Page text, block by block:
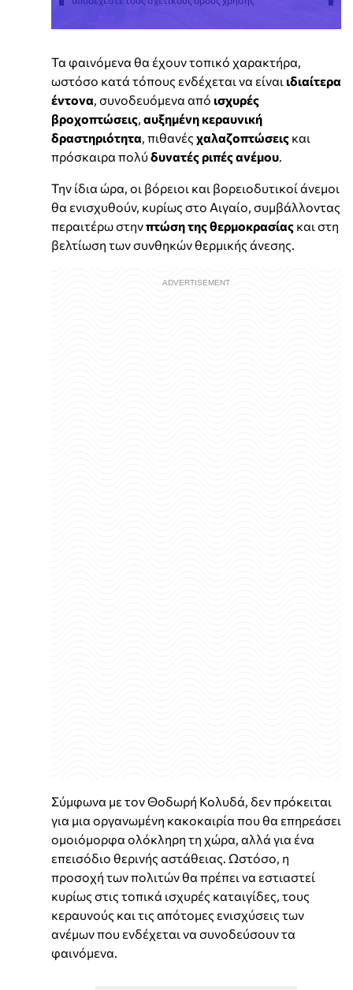
Τα φαινόμενα θα έχουν τοπικό χαρακτήρα,
ωστόσο κατά τόπους ενδέχεται να είναι ιδιαίτερα
έντονα , συνοδευόμενα από ισχυρές
βροχοπτώσεις αυξημένη κεραυνική
δραστηριότητα , πιθανές χαλαζοπτώσεις και
πρόσκαιρα πολύδυνατές ριπές ανέμου
Την ίδια ώρα, οι βόρειοι και βορειοδυτικοί άνεμοι
θα ενισχυθούν, κυρίως στο Αιγαίο, συμβάλλοντας
περαιτέρω στηνπτώση της θερμοκρασίας και στη
βελτίωση των συνθηκών θερμικής άνεσης.
Σύμφωνα με τον Θοδωρή Κολυδά, δεν πρόκειται
για μια οργανωμένη κακοκαιρία που θα επηρεάσει
ομοιόμορφα ολόκληρη τη χώρα, αλλά για ένα
επεισόδιο θερινής αστάθειας. Ωστόσο, η
προσοχή των πολιτών θα πρέπει να εστιαστεί
κυρίως στις τοπικά ισχυρές καταιγίδες, τους
κεραυνούς και τις απότομες ενισχύσεις των
ανέμων που ενδέχεται να συνοδεύσουν τα
φαινόμενα.